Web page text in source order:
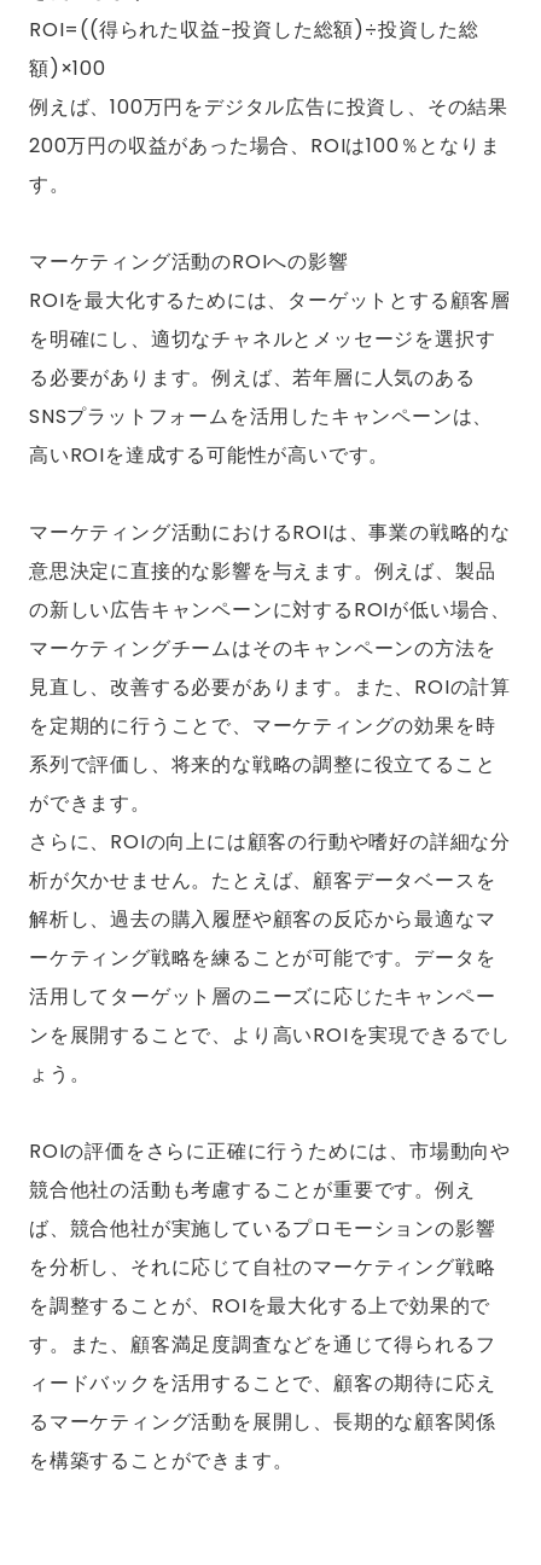
ROI=((得られた収益−投資した総額)÷投資した総
額)×100
例えば、100万円をデジタル広告に投資し、その結果
200万円の収益があった場合、ROIは100％となりま
す。
マーケティング活動のROIへの影響
ROIを最大化するためには、ターゲットとする顧客層
を明確にし、適切なチャネルとメッセージを選択す
る必要があります。例えば、若年層に人気のある
SNSプラットフォームを活用したキャンペーンは、
高いROIを達成する可能性が高いです。
マーケティング活動におけるROIは、事業の戦略的な
意思決定に直接的な影響を与えます。例えば、製品
の新しい広告キャンペーンに対するROIが低い場合、
マーケティングチームはそのキャンペーンの方法を
見直し、改善する必要があります。また、ROIの計算
を定期的に行うことで、マーケティングの効果を時
系列で評価し、将来的な戦略の調整に役立てること
ができます。
さらに、ROIの向上には顧客の行動や嗜好の詳細な分
析が欠かせません。たとえば、顧客データベースを
解析し、過去の購入履歴や顧客の反応から最適なマ
ーケティング戦略を練ることが可能です。データを
活用してターゲット層のニーズに応じたキャンペー
ンを展開することで、より高いROIを実現できるでし
ょう。
ROIの評価をさらに正確に行うためには、市場動向や
競合他社の活動も考慮することが重要です。例え
ば、競合他社が実施しているプロモーションの影響
を分析し、それに応じて自社のマーケティング戦略
を調整することが、ROIを最大化する上で効果的で
す。また、顧客満足度調査などを通じて得られるフ
ィードバックを活用することで、顧客の期待に応え
るマーケティング活動を展開し、長期的な顧客関係
を構築することができます。